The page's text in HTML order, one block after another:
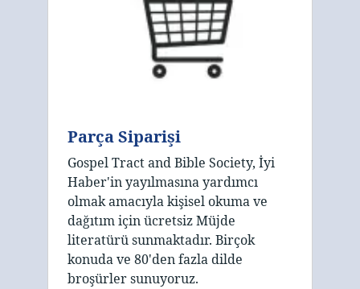
Parça Siparişi
Gospel Tract and Bible Society, İyi
Haber'in yayılmasına yardımcı
olmak amacıyla kişisel okuma ve
dağıtım için ücretsiz Müjde
literatürü sunmaktadır. Birçok
konuda ve 80'den fazla dilde
broşürler sunuyoruz.